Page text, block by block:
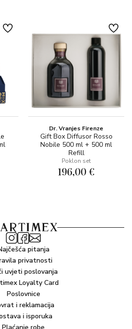
Dr. Vranjes Firenze
Gift Box Diffusor Rosso
Nobile 500 ml + 500 ml
Refill
Poklon set
196,00 €
pitanja
privatnosti
uvjeti poslovanja
Loyalty Card
Poslovnice
i reklamacija
i isporuka